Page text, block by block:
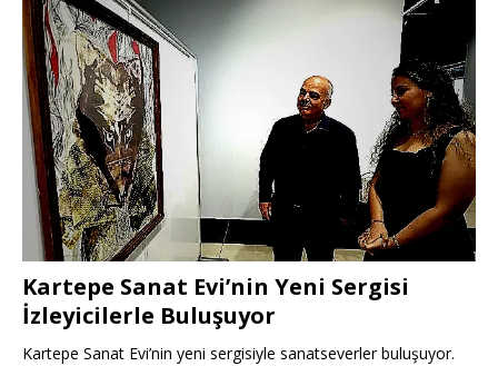
Kartepe Sanat Evi’nin Yeni Sergisi
İzleyicilerle Buluşuyor
Kartepe Sanat Evi’nin yeni sergisiyle sanatseverler buluşuyor.